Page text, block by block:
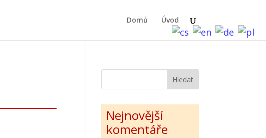
Domů Úvod
Nejnovější
komentáře